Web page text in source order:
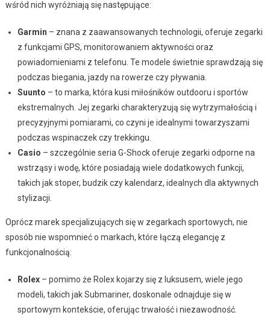
wśród nich wyróżniają się następujące:
Garmin – znana z zaawansowanych technologii, oferuje zegarki
z funkcjami GPS, monitorowaniem aktywności oraz
powiadomieniami z telefonu. Te modele świetnie sprawdzają się
podczas biegania, jazdy na rowerze czy pływania.
Suunto – to marka, która kusi miłośników outdooru i sportów
ekstremalnych. Jej zegarki charakteryzują się wytrzymałością i
precyzyjnymi pomiarami, co czyni je idealnymi towarzyszami
podczas wspinaczek czy trekkingu.
Casio – szczególnie seria G-Shock oferuje zegarki odporne na
wstrząsy i wodę, które posiadają wiele dodatkowych funkcji,
takich jak stoper, budzik czy kalendarz, idealnych dla aktywnych
stylizacji.
Oprócz marek specjalizujących się w zegarkach sportowych, nie
sposób nie wspomnieć o markach, które łączą elegancję z
funkcjonalnością:
Rolex– pomimo że Rolex kojarzy się z luksusem, wiele jego
modeli, takich jak Submariner, doskonale odnajduje się w
sportowym kontekście, oferując trwałość i niezawodność.